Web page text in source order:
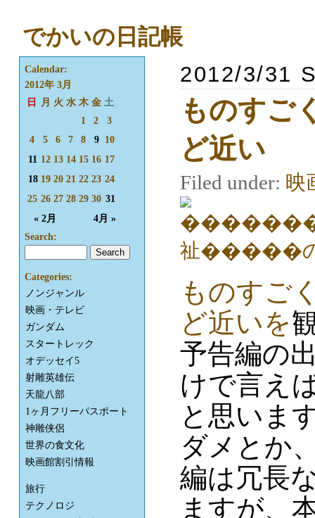
でかいの日記帳
2012/3/31
ものすご
ど近い
Filed under: 映
ものすご
ど近いを
予告編の
けで言え
と思いま
ダメとか
編は冗長
ますが、
Calendar:
2012年 3月
日
月 火 水 木 金 土
« 2月 4月 »
1 2
3
4
5 6 7 8 9 10
11 12 13 14 15 16 17
18 19 20 21 22 23 24
25 26 27 28 29 30 31
Search:
Categories:
ノンジャンル
映画・テレビ
ガンダム
スタートレック
オデッセイ5
射雕英雄伝
天龍八部
1ヶ月フリーパスポート
神雕侠侶
世界の食文化
映画館割引情報
旅行
テクノロジ